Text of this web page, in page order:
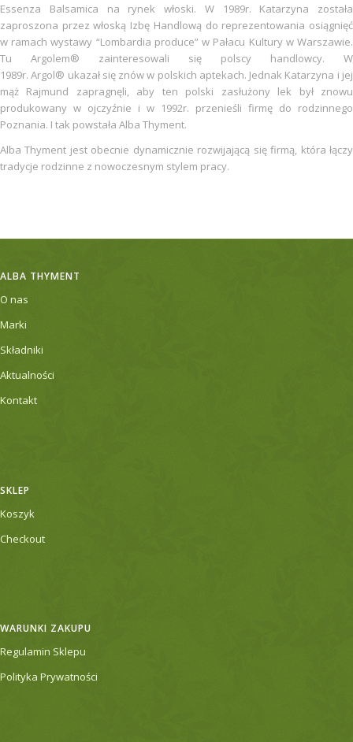
Essenza Balsamica na rynek włoski. W 1989r. Katarzyna została
zaproszona przez włoską Izbę Handlową do reprezentowania osiągnięć
w ramach wystawy “Lombardia produce” w Pałacu Kultury w Warszawie.
Tu Argolem® zainteresowali się polscy handlowcy. W
1989r. Argol® ukazał się znów w polskich aptekach. Jednak Katarzyna i jej
mąż Rajmund zapragnęli, aby ten polski zasłużony lek był znowu
produkowany w ojczyźnie i w 1992r. przenieśli firmę do rodzinnego
Poznania. I tak powstała Alba Thyment.
Alba Thyment jest obecnie dynamicznie rozwijającą się firmą, która łączy
tradycje rodzinne z nowoczesnym stylem pracy.
ALBA THYMENT
O nas
Marki
Składniki
Aktualności
Kontakt
SKLEP
Koszyk
Checkout
WARUNKI ZAKUPU
Regulamin Sklepu
Polityka Prywatności